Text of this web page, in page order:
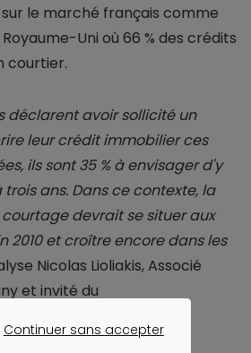
le marché français comme
Uni où 66 % des crédits
courtier.
déclarent avoir sollicité un
leur crédit immobilier ces
ils sont 35 % à envisager d'y
ans. Dans ce contexte, la
devrait se situer aux
2010 et croître encore dans les
Nicolas Lioliakis, Associé
et invité du
crédit immobilier.
Continuer sans accepter